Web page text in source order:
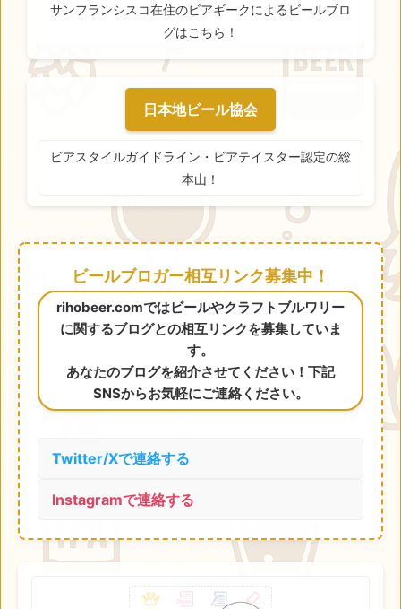
サンフランシスコ在住のビアギークによるビールブロ
グはこちら！
日本地ビール協会
ビアスタイルガイドライン・ビアテイスター認定の総
本山！
ビールブロガー相互リンク募集中！
rihobeer.comではビールやクラフトブルワリー
に関するブログとの相互リンクを募集していま
す。
あなたのブログを紹介させてください！下記
SNSからお気軽にご連絡ください。
Twitter/Xで連絡する
Instagramで連絡する